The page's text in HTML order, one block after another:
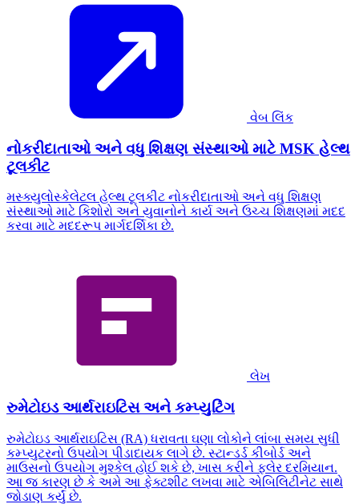
વેબ લિંક
નોકરીદાતાઓ અને વધુ શિક્ષણ સંસ્થાઓ માટે MSK હેલ્થ
ટૂલકીટ
મસ્ક્યુલોસ્કેલેટલ હેલ્થ ટૂલકીટ નોકરીદાતાઓ અને વધુ શિક્ષણ
સંસ્થાઓ માટે કિશોરો અને યુવાનોને કાર્ય અને ઉચ્ચ શિક્ષણમાં મદદ
કરવા માટે મદદરૂપ માર્ગદર્શિકા છે.
લેખ
રુમેટોઇડ આર્થરાઇટિસ અને કમ્પ્યુટિંગ
રુમેટોઇડ આર્થરાઇટિસ (RA) ધરાવતા ઘણા લોકોને લાંબા સમય સુધી
કમ્પ્યુટરનો ઉપયોગ પીડાદાયક લાગે છે. સ્ટાન્ડર્ડ કીબોર્ડ અને
માઉસનો ઉપયોગ મુશ્કેલ હોઈ શકે છે, ખાસ કરીને ફ્લેર દરમિયાન.
આ જ કારણ છે કે અમે આ ફેક્ટશીટ લખવા માટે એબિલિટીનેટ સાથે
જોડાણ કર્યું છે.